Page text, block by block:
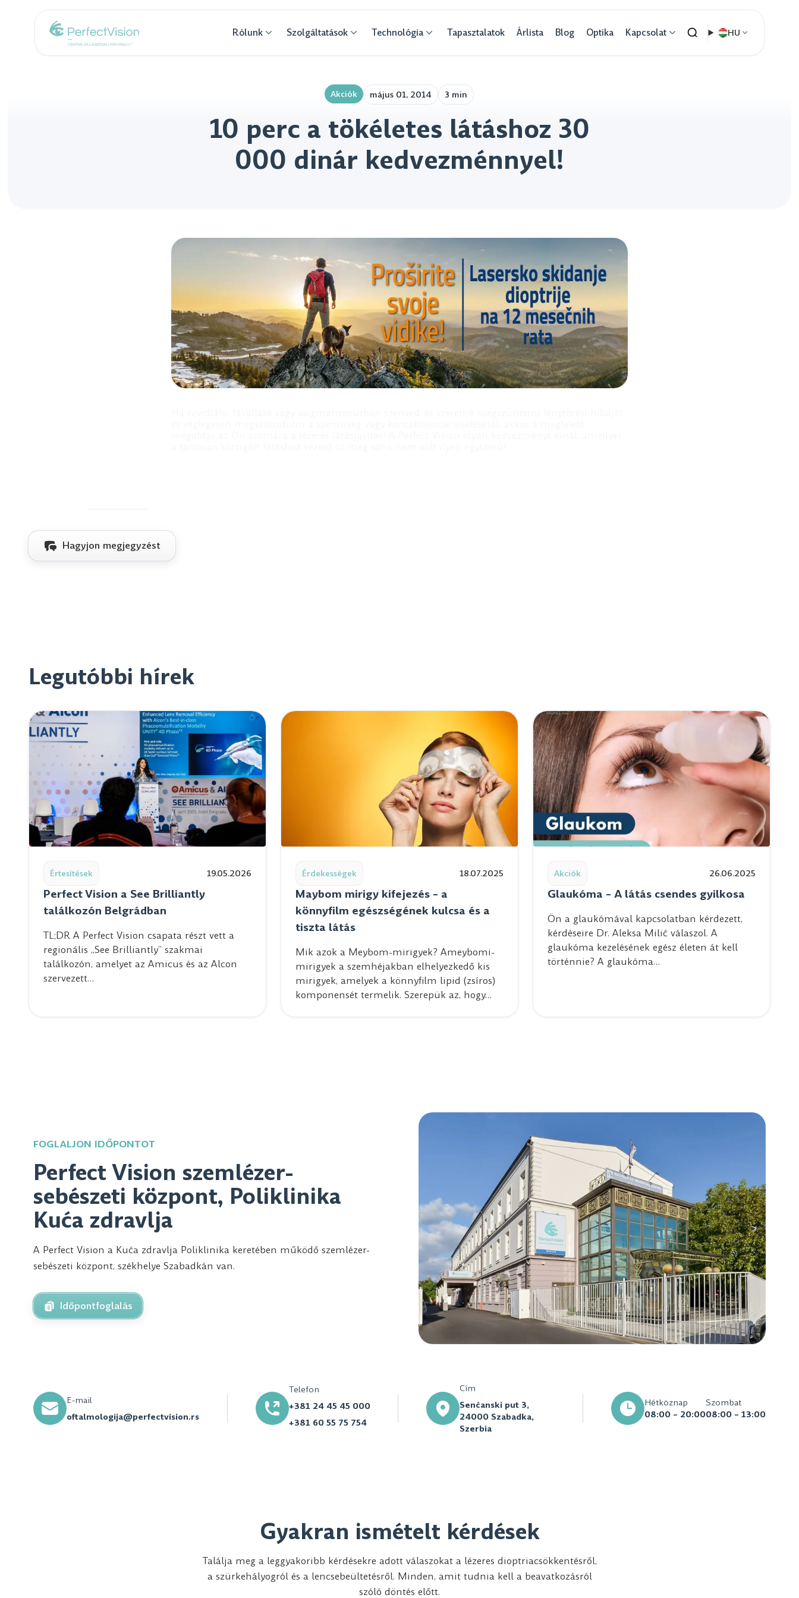
Rólunk Szolgáltatások Technológia Tapasztalatok Árlista Blog Optika Kapcsolat HU
Akciók május 01, 2014 3 min
10 perc a tökéletes látáshoz 30
000 dinár kedvezménnyel!
Hagyjon megjegyzést
Legutóbbi hírek
Értesítések 19.05.2026
Perfect Vision a See Brilliantly
találkozón Belgrádban
TL;DR A Perfect Vision csapata részt vett a
regionális „See Brilliantly” szakmai
találkozón, amelyet az Amicus és az Alcon
szervezett…
Érdekességek 18.07.2025
Maybom mirigy kifejezés – a
könnyfilm egészségének kulcsa és a
tiszta látás
Mik azok a Meybom-mirigyek? Ameybomi-
mirigyek a szemhéjakban elhelyezkedő kis
mirigyek, amelyek a könnyfilm lipid (zsíros)
komponensét termelik. Szerepük az, hogy…
Akciók 26.06.2025
Glaukóma – A látás csendes gyilkosa
Ön a glaukómával kapcsolatban kérdezett,
kérdéseire Dr. Aleksa Milić válaszol. A
glaukóma kezelésének egész életen át kell
történnie? A glaukóma…
FOGLALJON IDŐPONTOT
Perfect Vision szemlézer-
sebészeti központ, Poliklinika
Kuća zdravlja
A Perfect Vision a Kuća zdravlja Poliklinika keretében működő szemlézer-
sebészeti központ, székhelye Szabadkán van.
Időpontfoglalás
E-mail
oftalmologija@perfectvision.rs
Telefon
+381 24 45 45 000
+381 60 55 75 754
Cím
Senćanski put 3,
24000 Szabadka,
Szerbia
Hétköznap
08:00 – 20:00
Szombat
08:00 – 13:00
Gyakran ismételt kérdések
Találja meg a leggyakoribb kérdésekre adott válaszokat a lézeres dioptriacsökkentésről,
a szürkehályogról és a lencsebeültetésről. Minden, amit tudnia kell a beavatkozásról
szóló döntés előtt.